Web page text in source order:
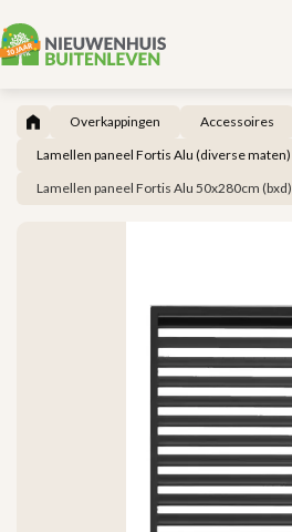
Overkappingen
Accessoires
Lamellen paneel Fortis Alu (diverse maten)
Lamellen paneel Fortis Alu 50x280cm (bxd)